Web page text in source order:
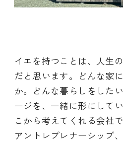
イエを持つことは、人生
だと思います。どんな家
か。どんな暮らしをした
ージを、一緒に形にして
こから考えてくれる会社で
アントレプレナーシップ